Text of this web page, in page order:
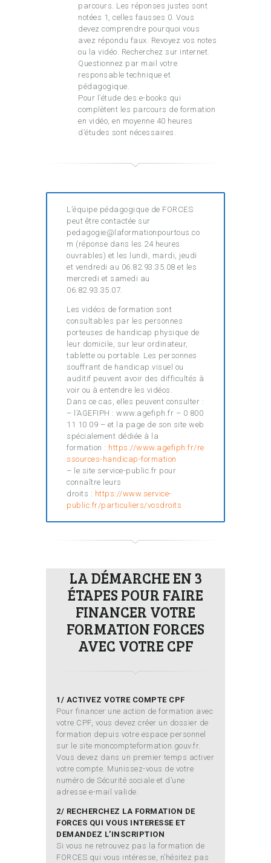
parcours. Les réponses justes sont
notées 1, celles fausses 0. Vous
devez comprendre pourquoi vous
avez répondu faux. Revoyez vos notes
ou la vidéo. Recherchez sur internet.
Questionnez par mail votre
responsable technique et
pédagogique.
Pour l’étude des e-books qui
complètent les parcours de formation
en vidéo, en moyenne 40 heures
d’études sont nécessaires.
L’équipe pédagogique de FORCES
peut être contactée sur
pedagogie@laformationpourtous.co
m (réponse dans les 24 heures
ouvrables) et les lundi, mardi, jeudi
et vendredi au 06.82.93.35.08 et les
mercredi et samedi au
06.82.93.35.07.
Les vidéos de formation sont
consultables par les personnes
porteuses de handicap physique de
leur domicile, sur leur ordinateur,
tablette ou portable. Les personnes
souffrant de handicap visuel ou
auditif peuvent avoir des difficultés à
voir ou à entendre les vidéos.
Dans ce cas, elles peuvent consulter :
– l’AGEFIPH : www.agefiph.fr – 0 800
11 10 09 – et la page de son site web
spécialement dédiée à la
formation : https://www.agefiph.fr/re
ssources-handicap-formation
– le site service-public.fr pour
connaître leurs
droits : https://www.service-
public.fr/particuliers/vosdroits
LA DÉMARCHE EN 3
ÉTAPES POUR FAIRE
FINANCER VOTRE
FORMATION FORCES
AVEC VOTRE CPF
1/ ACTIVEZ VOTRE COMPTE CPF
Pour financer une action de formation avec
votre CPF, vous devez créer un dossier de
formation depuis votre espace personnel
sur le site moncompteformation.gouv.fr.
Vous devez dans un premier temps activer
votre compte. Munissez-vous de votre
numéro de Sécurité sociale et d’une
adresse e-mail valide.
2/ RECHERCHEZ LA FORMATION DE
FORCES QUI VOUS INTERESSE ET
DEMANDEZ L’INSCRIPTION
Si vous ne retrouvez pas la formation de
FORCES qui vous intéresse, n’hésitez pas